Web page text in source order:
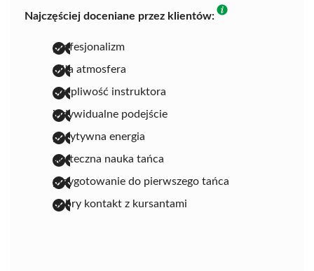
Najczęściej doceniane przez klientów:
profesjonalizm
miła atmosfera
cierpliwość instruktora
indywidualne podejście
pozytywna energia
skuteczna nauka tańca
przygotowanie do pierwszego tańca
dobry kontakt z kursantami